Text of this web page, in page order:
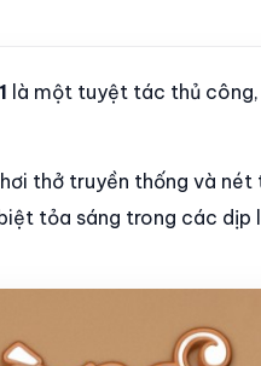
là một tuyệt tác thủ
thở truyền thống và
tỏa sáng trong các